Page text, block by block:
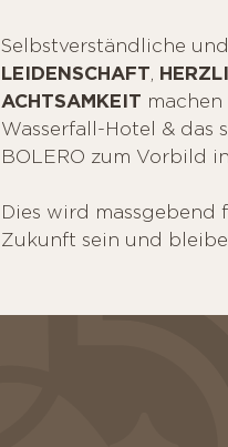
Selbstverständliche
LEIDENSCHAFT,
ACHTSAMKEIT machen
Wasserfall-Hotel & das
BOLERO zum Vorbild
Dies wird massgebend
Zukunft sein und